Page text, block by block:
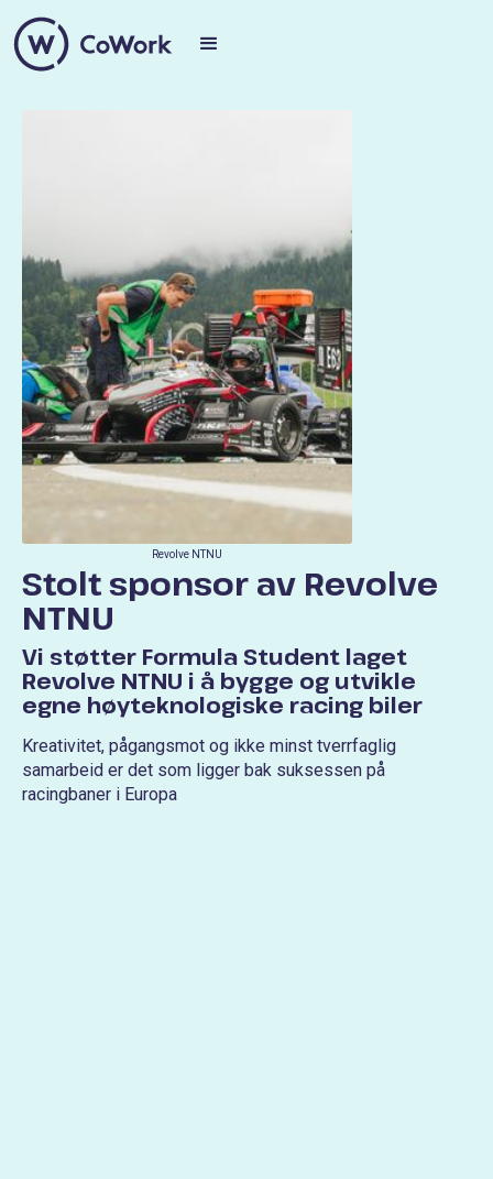
Stolt sponsor av Revolve
NTNU
Vi støtter Formula Student laget
Revolve NTNU i å bygge og utvikle
egne høyteknologiske racing biler
Kreativitet, pågangsmot og ikke minst tverrfaglig
samarbeid er det som ligger bak suksessen på
racingbaner i Europa
Revolve NTNU